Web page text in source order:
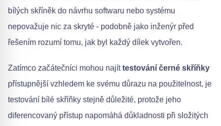
bílých skříněk do návrhu softwaru nebo systému
nepovažuje nic za skryté - podobně jako inženýr před
řešením rozumí tomu, jak byl každý dílek vytvořen.
Zatímco začátečníci mohou najíttestování černé skříňky
přístupnější vzhledem ke svému důrazu na použitelnost, je
testování bílé skříňky stejně důležité, protože jeho
diferencovaný přístup napomáhá důkladnosti při složitých